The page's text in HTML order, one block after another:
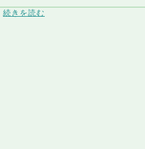
続きを読む